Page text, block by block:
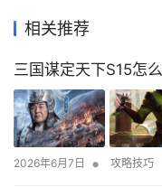
相关推荐
三国谋定天下S15怎
2026年6月7日 • 攻略技巧